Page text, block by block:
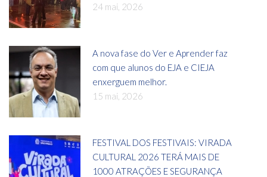
24 mai, 2026
A nova fase do Ver e Aprender faz
com que alunos do EJA e CIEJA
enxerguem melhor.
15 mai, 2026
FESTIVAL DOS FESTIVAIS: VIRADA
CULTURAL 2026 TERÁ MAIS DE
1000 ATRAÇÕES E SEGURANÇA